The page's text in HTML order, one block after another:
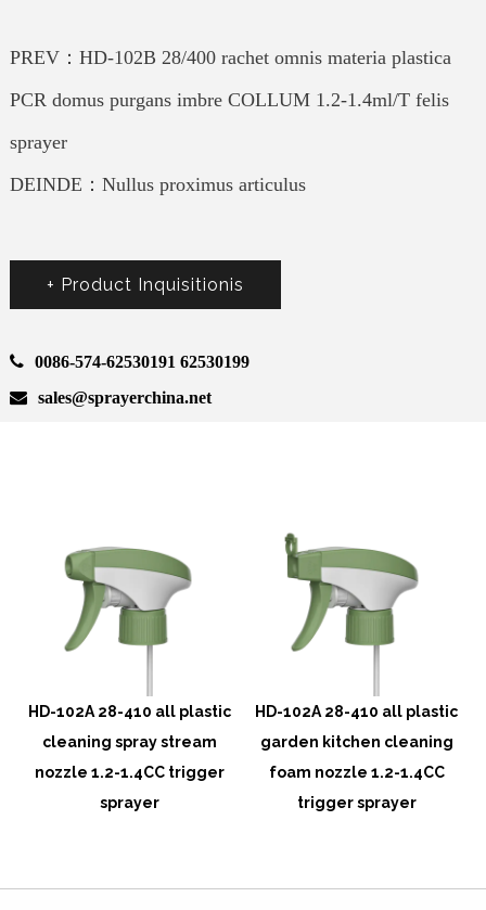
PREV：HD-102B 28/400 rachet omnis materia plastica
PCR domus purgans imbre COLLUM 1.2-1.4ml/T felis
sprayer
DEINDE：Nullus proximus articulus
+ Product Inquisitionis
0086-574-62530191 62530199
sales@sprayerchina.net
HD-102A 28-410 all plastic
cleaning spray stream
nozzle 1.2-1.4CC trigger
sprayer
HD-102A 28-410 all plastic
garden kitchen cleaning
foam nozzle 1.2-1.4CC
trigger sprayer